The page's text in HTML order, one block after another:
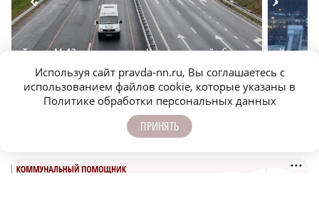
Трасса М‑12: как доехать из Нижегородской области
до Москвы за 3,5 часа
Используя сайт pravda-nn.ru, Вы соглашаетесь с
использованием файлов cookie, которые указаны в
Политике обработки персональных данных
ПРИНЯТЬ